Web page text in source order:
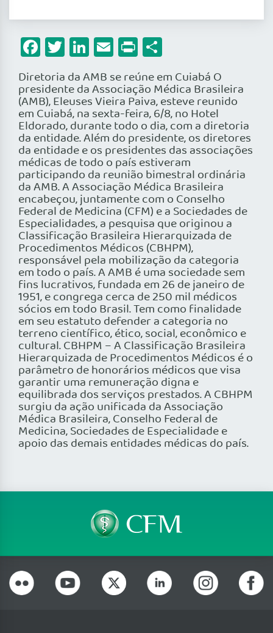
Facebook
Twitter
LinkedIn
Email
Print
Diretoria da AMB se reúne em Cuiabá O
presidente da Associação Médica Brasileira
(AMB), Eleuses Vieira Paiva, esteve reunido
em Cuiabá, na sexta-feira, 6/8, no Hotel
Eldorado, durante todo o dia, com a diretoria
da entidade. Além do presidente, os diretores
da entidade e os presidentes das associações
médicas de todo o país estiveram
participando da reunião bimestral ordinária
da AMB. A Associação Médica Brasileira
encabeçou, juntamente com o Conselho
Federal de Medicina (CFM) e a Sociedades de
Especialidades, a pesquisa que originou a
Classificação Brasileira Hierarquizada de
Procedimentos Médicos (CBHPM),
responsável pela mobilização da categoria
em todo o país. A AMB é uma sociedade sem
fins lucrativos, fundada em 26 de janeiro de
1951, e congrega cerca de 250 mil médicos
sócios em todo Brasil. Tem como finalidade
em seu estatuto defender a categoria no
terreno científico, ético, social, econômico e
cultural. CBHPM – A Classificação Brasileira
Hierarquizada de Procedimentos Médicos é o
parâmetro de honorários médicos que visa
garantir uma remuneração digna e
equilibrada dos serviços prestados. A CBHPM
surgiu da ação unificada da Associação
Médica Brasileira, Conselho Federal de
Medicina, Sociedades de Especialidade e
apoio das demais entidades médicas do país.